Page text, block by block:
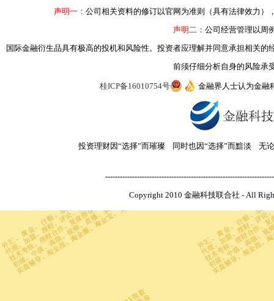
声明一： 公司相关资料的修订以官网为准则（具有法律效力
声明二： 公司经营管理以周
国际金融衍生品具有极高的投机和风险性。投资者应理解并同意承担相关
前须仔细分析自身的风险承
桂ICP备16010754号 金融界人士认为金
投资理财因“选择”而璀璨 同时也因“选择”而黯淡 无
Copyright 2010 金融科技联合社 - All